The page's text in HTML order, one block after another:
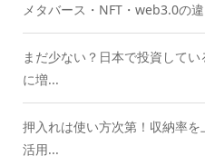
メタバース・NFT・web3.0の
まだ少ない？日本で投資して
に増...
押入れは使い方次第！収納率
活用...